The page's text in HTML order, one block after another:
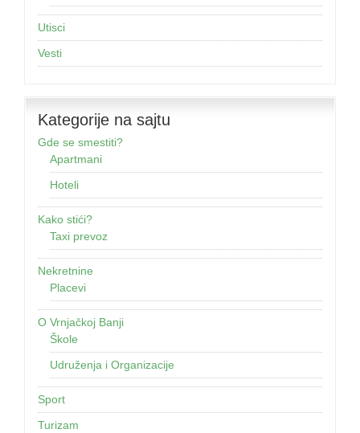
Utisci
Vesti
Kategorije na sajtu
Gde se smestiti?
Apartmani
Hoteli
Kako stići?
Taxi prevoz
Nekretnine
Placevi
O Vrnjačkoj Banji
Škole
Udruženja i Organizacije
Sport
Turizam